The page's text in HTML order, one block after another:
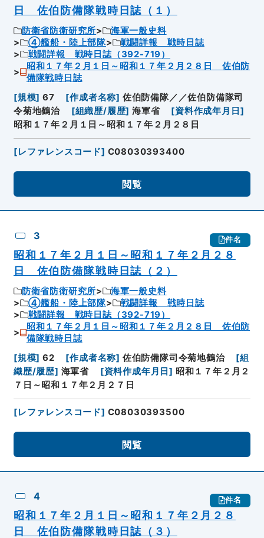
日 佐伯防備隊戦時日誌（１）
防衛省防衛研究所
海軍一般史料
④艦船・陸上部隊
戦闘詳報 戦時日誌
戦闘詳報 戦時日誌（392-719）
昭和１７年２月１日～昭和１７年２月２８日 佐伯防
備隊戦時日誌
[規模] 67 [作成者名称] 佐伯防備隊／／佐伯防備隊司
令菊地鶴治
[組織歴/履歴] 海軍省 [資料作成年月日 ]
昭和１７年２月１日～昭和１７年２月２８日
[レファレンスコード] C08030393400
閲覧
3 件名
昭和１７年２月１日～昭和１７年２月２８
日 佐伯防備隊戦時日誌（２）
防衛省防衛研究所
海軍一般史料
④艦船・陸上部隊
戦闘詳報 戦時日誌
戦闘詳報 戦時日誌（392-719）
昭和１７年２月１日～昭和１７年２月２８日 佐伯防
備隊戦時日誌
[規模] 62 [作成者名称] 佐伯防備隊司令菊地鶴治 [組
織歴/履歴] 海軍省 [資料作成年月日] 昭和１７年２月２
７日～昭和１７年２月２７日
[レファレンスコード] C08030393500
閲覧
4 件名
昭和１７年２月１日～昭和１７年２月２８
日 佐伯防備隊戦時日誌（３）